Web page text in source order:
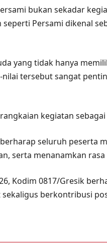
bukan sekadar
Persami dikenal
yang tidak hanya
tersebut sangat
kegiatan
seluruh
serta menanamkan
Kodim 0817/Gresik
berkontribusi